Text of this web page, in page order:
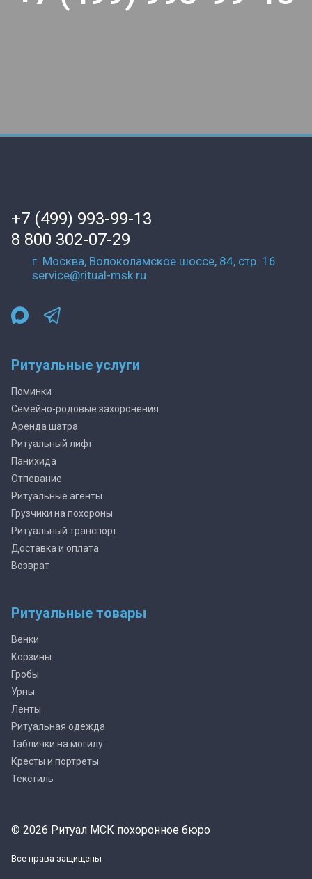
+7 (499) 993-99-13
8 800 302-07-29
г. Москва, Волоколамское шоссе, 84, стр. 16
service@ritual-msk.ru
Ритуальные услуги
Поминки
Семейно-родовые захоронения
Аренда шатра
Ритуальный лифт
Панихида
Отпевание
Ритуальные агенты
Грузчики на похороны
Ритуальный транспорт
Доставка и оплата
Возврат
Ритуальные товары
Венки
Корзины
Гробы
Урны
Ленты
Ритуальная одежда
Таблички на могилу
Кресты и портреты
Текстиль
© 2026 Ритуал МСК похоронное бюро
Все права защищены